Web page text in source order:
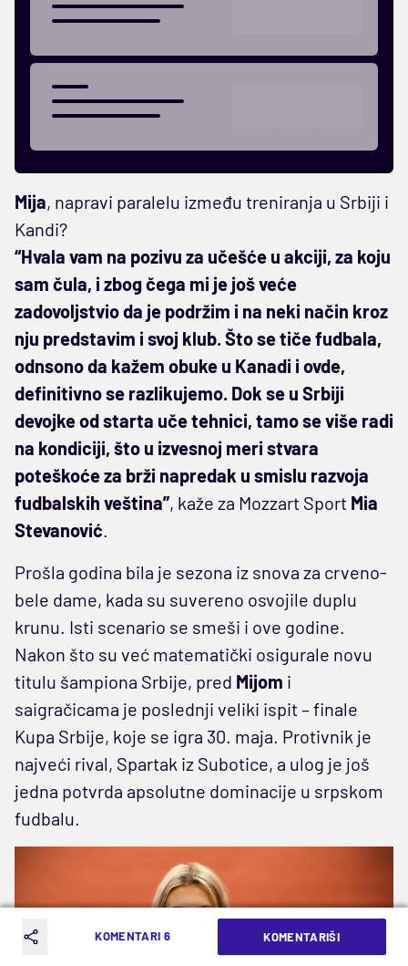
Mija, napravi paralelu između treniranja u Srbiji i
Kandi?
“Hvala vam na pozivu za učešće u akciji, za koju
sam čula, i zbog čega mi je još veće
zadovoljstvio da je podržim i na neki način kroz
nju predstavim i svoj klub. Što se tiče fudbala,
odnsono da kažem obuke u Kanadi i ovde,
definitivno se razlikujemo. Dok se u Srbiji
devojke od starta uče tehnici, tamo se više radi
na kondiciji, što u izvesnoj meri stvara
poteškoće za brži napredak u smislu razvoja
fudbalskih veština”, kaže za Mozzart Sport Mia
Stevanović.
Prošla godina bila je sezona iz snova za crveno-
bele dame, kada su suvereno osvojile duplu
krunu. Isti scenario se smeši i ove godine.
Nakon što su već matematički osigurale novu
titulu šampiona Srbije, pred Mijom i
saigračicama je poslednji veliki ispit – finale
Kupa Srbije, koje se igra 30. maja. Protivnik je
najveći rival, Spartak iz Subotice, a ulog je još
jedna potvrda apsolutne dominacije u srpskom
fudbalu.
KOMENTARI 6 KOMENTARIŠI